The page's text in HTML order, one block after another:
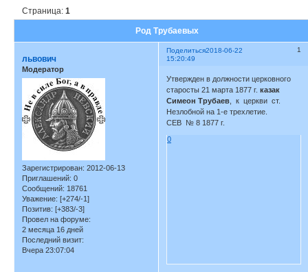
Род Трубаевых
Страница:1
Поделиться 1
2018-06-22
15:20:49
львович
Модератор
Зарегистрирован: 2012-06-13
Приглашений: 0
Сообщений: 18761
Уважение: [+274/-1]
Позитив: [+383/-3]
Провел на форуме:
2 месяца 16 дней
Последний визит:
Вчера 23:07:04
Утвержден в должности церковного
старосты 21 марта 1877 г.казак
Симеон Трубаев , к церкви ст.
Незлобной на 1-е трехлетие.
СЕВ № 8 1877 г.
0